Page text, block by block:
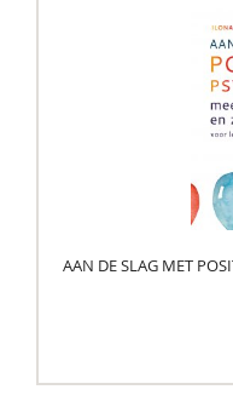
AAN DE SLAG MET